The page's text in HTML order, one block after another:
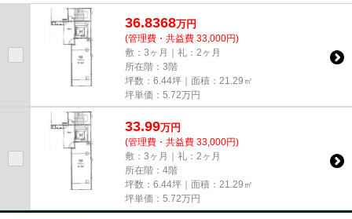
ちらの物件にはエレベーターが...
36.8368万円
(管理費・共益費 33,000円)
敷：3ヶ月｜礼：2ヶ月
所在階：3階
坪数：6.44坪｜面積：21.29㎡
坪単価： 5.72万円
33.99万円
(管理費・共益費 33,000円)
敷：3ヶ月｜礼：2ヶ月
所在階：4階
坪数：6.44坪｜面積：21.29㎡
坪単価： 5.72万円